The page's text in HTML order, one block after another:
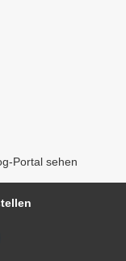
Portal sehen